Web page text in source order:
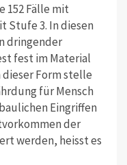
152 Fälle mit
Stufe 3. In diesen
dringender
fest im Material
Form stelle
für Mensch
Eingriffen
der
werden, heisst es